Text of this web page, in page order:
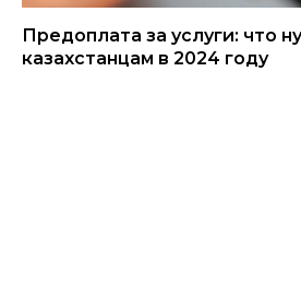
Предоплата за услуги: что
казахстанцам в 2024 году